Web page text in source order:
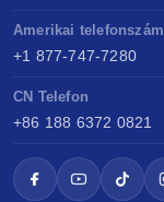
Amerikai telefonszám
+1 877-747-7280
CN Telefon
+86 188 6372 0821